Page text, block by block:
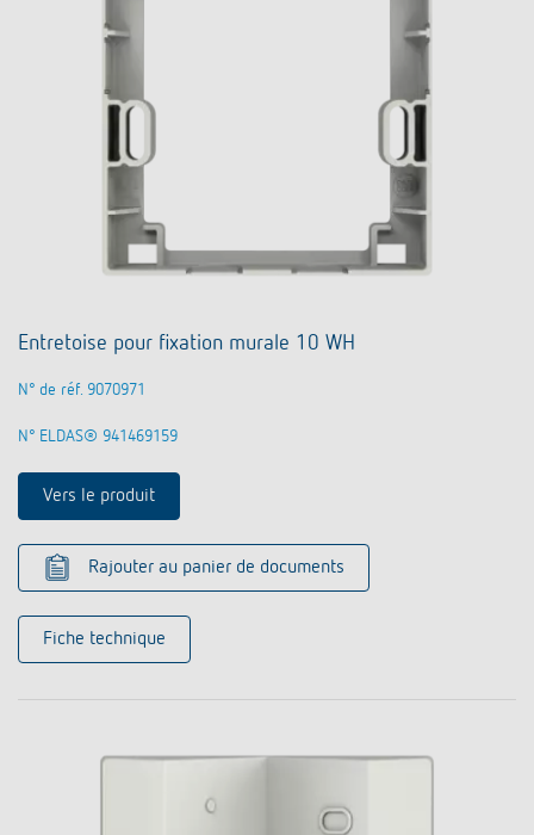
Entretoise pour fixation murale 10 WH
N° de réf. 9070971
N° ELDAS® 941469159
Vers le produit
Rajouter au panier de documents
Fiche technique